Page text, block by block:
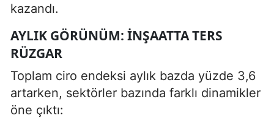
kazandı.
AYLIK GÖRÜNÜM: İNŞAATTA TERS
RÜZGAR
Toplam ciro endeksi aylık bazda yüzde 3,6
artarken, sektörler bazında farklı dinamikler
öne çıktı: